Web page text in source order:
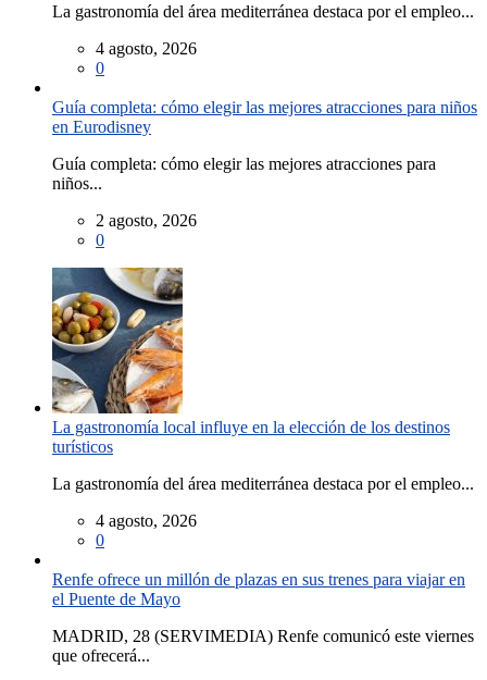
La gastronomía del área mediterránea destaca por el empleo...
4 agosto, 2026
0
Guía completa: cómo elegir las mejores atracciones para niños
en Eurodisney
Guía completa: cómo elegir las mejores atracciones para
niños...
2 agosto, 2026
0
La gastronomía local influye en la elección de los destinos
turísticos
La gastronomía del área mediterránea destaca por el empleo...
4 agosto, 2026
0
Renfe ofrece un millón de plazas en sus trenes para viajar en
el Puente de Mayo
MADRID, 28 (SERVIMEDIA) Renfe comunicó este viernes
que ofrecerá...